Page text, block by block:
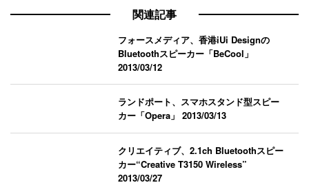
関連記事
フォースメディア、香港iUi Designの
Bluetoothスピーカー「BeCool」
2013/03/12
ランドポート、スマホスタンド型スピー
カー「Opera」2013/03/13
クリエイティブ、2.1ch Bluetoothスピー
カー“Creative T3150 Wireless”
2013/03/27